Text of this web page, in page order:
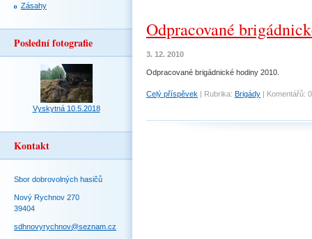
Odpracované
3. 12. 2010
Odpracované brigádnické hodiny 2010.
Celý příspěvek | Rubrika: Brigády | Komentářů: 0
Zásahy
Poslední fotografie
Vyskytná 10.5.2018
Kontakt
Sbor dobrovolných hasičů
Nový Rychnov 270
39404
sdhnovyrychnov@seznam.cz